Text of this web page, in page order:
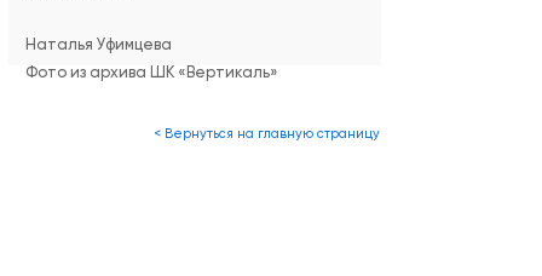
Наталья Уфимцева
Фото из архива ШК «Вертикаль»
< Вернуться на главную страницу